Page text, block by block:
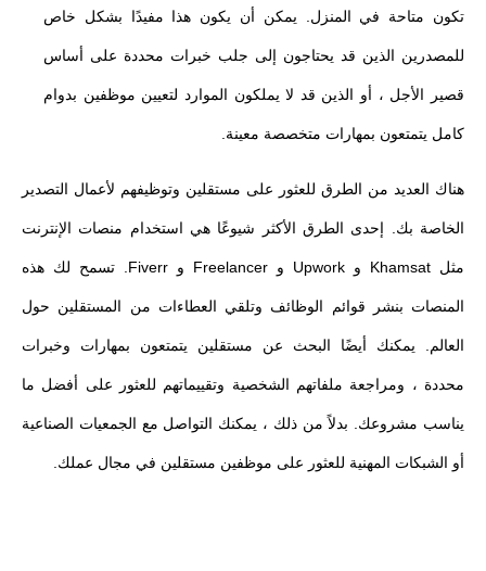
تكون متاحة في المنزل. يمكن أن يكون هذا مفيدًا بشكل خاص
للمصدرين الذين قد يحتاجون إلى جلب خبرات محددة على أساس
قصير الأجل ، أو الذين قد لا يملكون الموارد لتعيين موظفين بدوام
كامل يتمتعون بمهارات متخصصة معينة.
هناك العديد من الطرق للعثور على مستقلين وتوظيفهم لأعمال التصدير
الخاصة بك. إحدى الطرق الأكثر شيوعًا هي استخدام منصات الإنترنت
مثل Khamsat و Upwork و Freelancer و Fiverr. تسمح لك هذه
المنصات بنشر قوائم الوظائف وتلقي العطاءات من المستقلين حول
العالم. يمكنك أيضًا البحث عن مستقلين يتمتعون بمهارات وخبرات
محددة ، ومراجعة ملفاتهم الشخصية وتقييماتهم للعثور على أفضل ما
يناسب مشروعك. بدلاً من ذلك ، يمكنك التواصل مع الجمعيات الصناعية
أو الشبكات المهنية للعثور على موظفين مستقلين في مجال عملك.